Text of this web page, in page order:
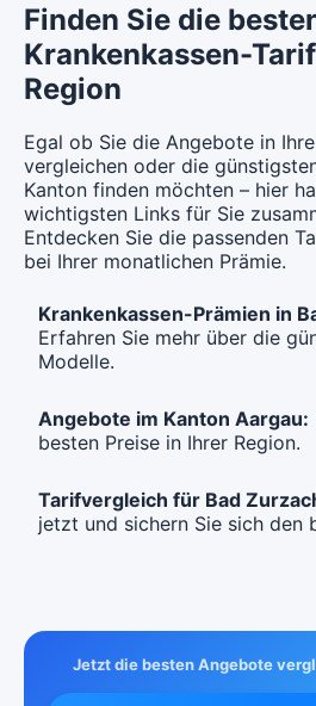
Standard Modell:
Ohne Unfalldeckung:
Mit Unfalldeckung:
Weitere Modelle Modell:
Ohne Unfalldeckung:
Mit Unfalldeckung:
Standard Modell:
Ohne Unfalldeckung:
Mit Unfalldeckung:
Finden Sie die
Krankenkassen-
Region
Egal ob Sie die Angebote in
vergleichen oder die
Kanton finden möchten – hier
wichtigsten Links für Sie
Entdecken Sie die passenden
bei Ihrer monatlichen Prämie.
Krankenkassen-Prämien in
Erfahren Sie mehr über die
Modelle.
Angebote im Kanton Aargau:
besten Preise in Ihrer Region.
Tarifvergleich für Bad
jetzt und sichern Sie sich den
Jetzt die besten Angebote